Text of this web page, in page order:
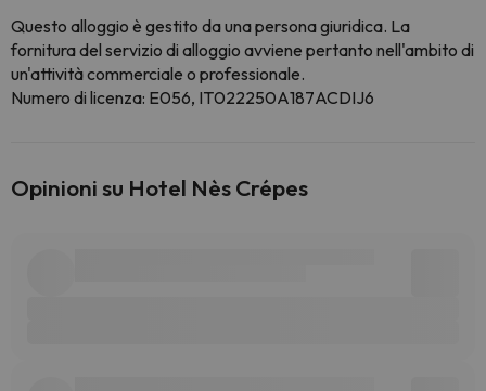
Questo alloggio è gestito da una persona giuridica. La
fornitura del servizio di alloggio avviene pertanto nell'ambito di
un'attività commerciale o professionale.
Numero di licenza: E056, IT022250A187ACDIJ6
Opinioni su Hotel Nès Crépes